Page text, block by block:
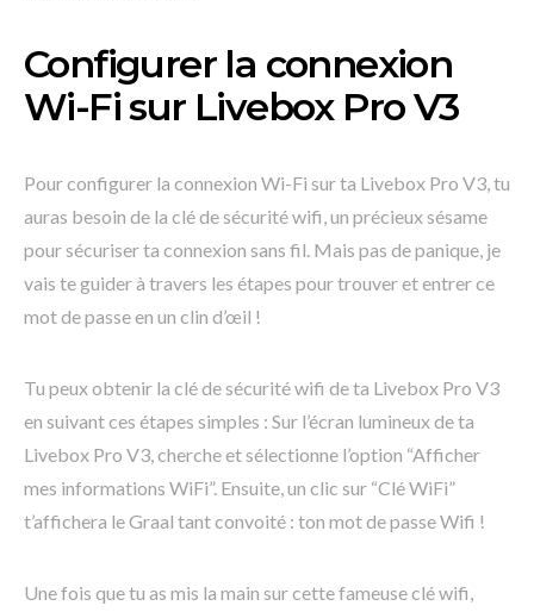
Configurer la connexion
Wi-Fi sur Livebox Pro V3
Pour configurer la connexion Wi-Fi sur ta Livebox Pro V3, tu
auras besoin de la clé de sécurité wifi, un précieux sésame
pour sécuriser ta connexion sans fil. Mais pas de panique, je
vais te guider à travers les étapes pour trouver et entrer ce
mot de passe en un clin d’œil !
Tu peux obtenir la clé de sécurité wifi de ta Livebox Pro V3
en suivant ces étapes simples : Sur l’écran lumineux de ta
Livebox Pro V3, cherche et sélectionne l’option “Afficher
mes informations WiFi”. Ensuite, un clic sur “Clé WiFi”
t’affichera le Graal tant convoité : ton mot de passe Wifi !
Une fois que tu as mis la main sur cette fameuse clé wifi,